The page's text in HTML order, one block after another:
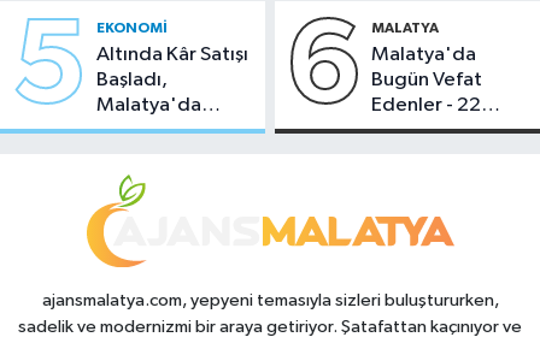
5 EKONOMI
Altında Kâr Satışı
Başladı,
Malatya'da
Makas Ne
6 MALATYA
Malatya'da
Bugün Vefat
Edenler - 22
Temmuz 2026
ajansmalatya.com, yepyeni temasıyla sizleri buluştururken,
sadelik ve modernizmi bir araya getiriyor. Şatafattan kaçınıyor ve